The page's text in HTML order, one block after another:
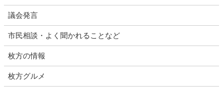
議会発言
市民相談・よく聞かれることなど
枚方の情報
枚方グルメ